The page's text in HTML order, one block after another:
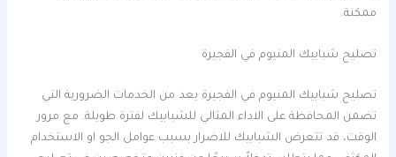
ممكنة.
تصليح شبابيك المنيوم في الفجيرة
تصليح شبابيك المنيوم في الفجيرة يعد من الخدمات الضرورية التي
تضمن المحافظة على الاداء المثالي للشبابيك لفترة طويلة. مع مرور
الوقت، قد تتعرض الشبابيك للاضرار بسبب عوامل الجو او الاستخدام